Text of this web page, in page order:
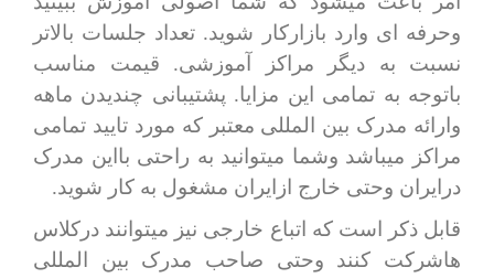
وحرفه ای وارد بازارکار شوید. تعداد جلسات بالاتر
نسبت به دیگر مراکز آموزشی. قیمت مناسب
باتوجه به تمامی این مزایا. پشتیبانی چندیدن ماهه
وارائه مدرک بین المللی معتبر که مورد تایید تمامی
مراکز میباشد وشما میتوانید به راحتی بااین مدرک
درایران وحتی خارج ازایران مشغول به کار شوید.
قابل ذکر است که اتباع خارجی نیز میتوانند درکلاس
هاشرکت کنند وحتی صاحب مدرک بین المللی